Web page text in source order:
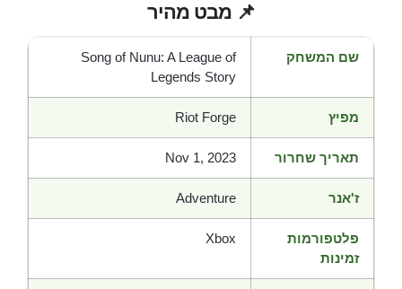
📌 מבט מהיר
שם המשחק
Song of Nunu: A League of
Legends Story
מפיץ Riot Forge
תאריך שחרור Nov 1, 2023
ז'אנר Adventure
פלטפורמות
זמינות
Xbox